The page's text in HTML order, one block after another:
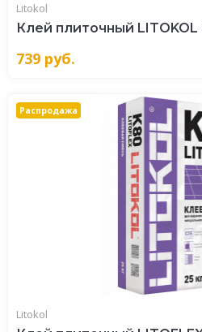
Litokol
Клей плиточный LITOKOL
739 руб.
Распродажа
Litokol